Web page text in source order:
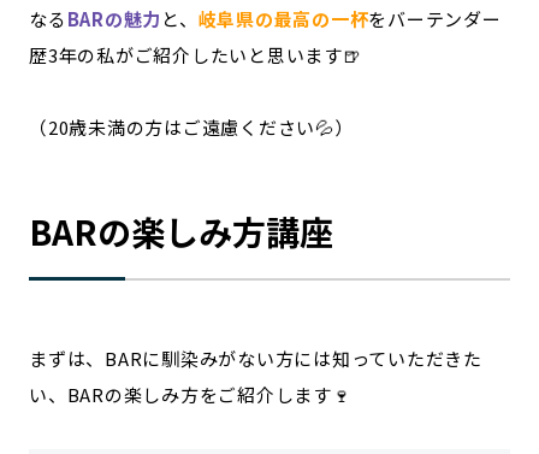
なるBARの魅力 と、 岐阜県の最高の一杯をバーテンダー
歴3年の私がご紹介したいと思います🍺
（20歳未満の方はご遠慮ください💦）
BARの楽しみ方講座
まずは、BARに馴染みがない方には知っていただきた
い、BARの楽しみ方をご紹介します🍷